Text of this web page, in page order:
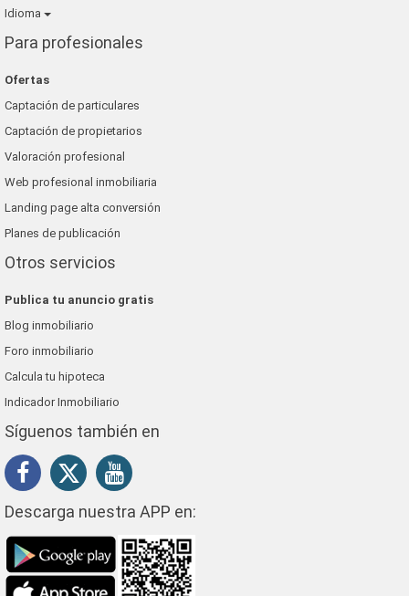
Idioma
Para profesionales
Ofertas
Captación de particulares
Captación de propietarios
Valoración profesional
Web profesional inmobiliaria
Landing page alta conversión
Planes de publicación
Otros servicios
Publica tu anuncio gratis
Blog inmobiliario
Foro inmobiliario
Calcula tu hipoteca
Indicador Inmobiliario
Síguenos también en
Descarga nuestra APP en: